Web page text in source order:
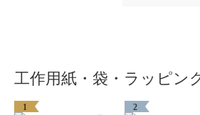
工作用紙・袋・ラッピン
1 2